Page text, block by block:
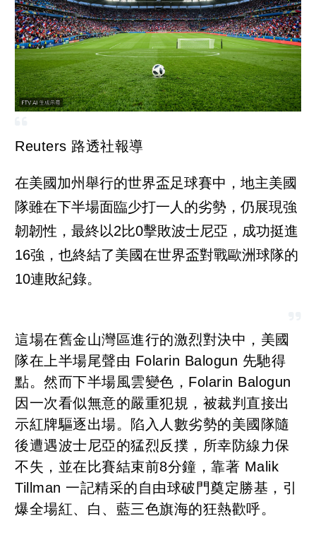
Reuters 路透社報導
在美國加州舉行的世界盃足球賽中，地主美國
隊雖在下半場面臨少打一人的劣勢，仍展現強
韌韌性，最終以2比0擊敗波士尼亞，成功挺進
16強，也終結了美國在世界盃對戰歐洲球隊的
10連敗紀錄。
這場在舊金山灣區進行的激烈對決中，美國
隊在上半場尾聲由 Folarin Balogun 先馳得
點。然而下半場風雲變色，Folarin Balogun
因一次看似無意的嚴重犯規，被裁判直接出
示紅牌驅逐出場。陷入人數劣勢的美國隊隨
後遭遇波士尼亞的猛烈反撲，所幸防線力保
不失，並在比賽結束前8分鐘，靠著 Malik
Tillman 一記精采的自由球破門奠定勝基，引
爆全場紅、白、藍三色旗海的狂熱歡呼。